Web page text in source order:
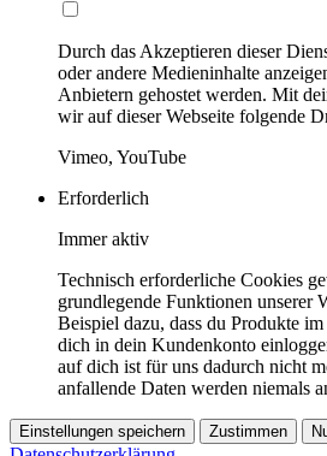
Durch das Akzeptieren dieser
oder andere Medieninhalte
Anbietern gehostet werden. Mit
wir auf dieser Webseite folgende
Vimeo, YouTube
Erforderlich
Immer aktiv
Technisch erforderliche Cookies
grundlegende Funktionen unserer
Beispiel dazu, dass du Produkte
dich in dein Kundenkonto
auf dich ist für uns dadurch nicht
anfallende Daten werden niemals
Einstellungen speichern Zustimmen